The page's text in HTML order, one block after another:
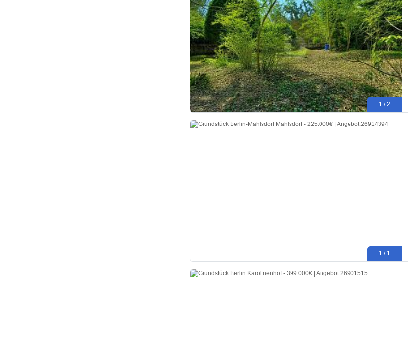
1 / 2
1 / 1